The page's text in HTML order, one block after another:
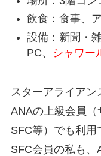
飲食：食事、
設備：新聞・
PC、
シャワー
スターアライアン
ANAの上級会員（
SFC等）でも利用
SFC会員の私も、